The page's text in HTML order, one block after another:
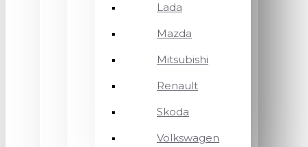
Lada
Mazda
Mitsubishi
Renault
Skoda
Volkswagen